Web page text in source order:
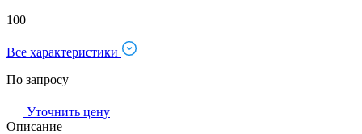
100
Все характеристики
По запросу
Уточнить цену
Описание